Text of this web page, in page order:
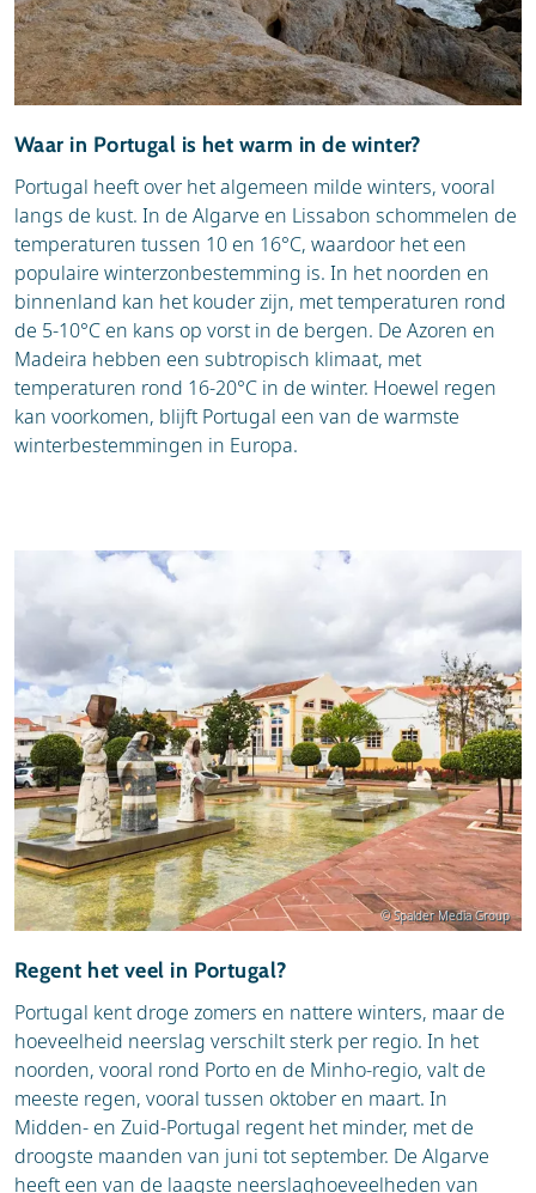
Waar in Portugal is het warm in de winter?
Portugal heeft over het algemeen milde winters, vooral
langs de kust. In de Algarve en Lissabon schommelen de
temperaturen tussen 10 en 16°C, waardoor het een
populaire winterzonbestemming is. In het noorden en
binnenland kan het kouder zijn, met temperaturen rond
de 5-10°C en kans op vorst in de bergen. De Azoren en
Madeira hebben een subtropisch klimaat, met
temperaturen rond 16-20°C in de winter. Hoewel regen
kan voorkomen, blijft Portugal een van de warmste
winterbestemmingen in Europa.
© Spalder Media Group
Regent het veel in Portugal?
Portugal kent droge zomers en nattere winters, maar de
hoeveelheid neerslag verschilt sterk per regio. In het
noorden, vooral rond Porto en de Minho-regio, valt de
meeste regen, vooral tussen oktober en maart. In
Midden- en Zuid-Portugal regent het minder, met de
droogste maanden van juni tot september. De Algarve
heeft een van de laagste neerslaghoeveelheden van